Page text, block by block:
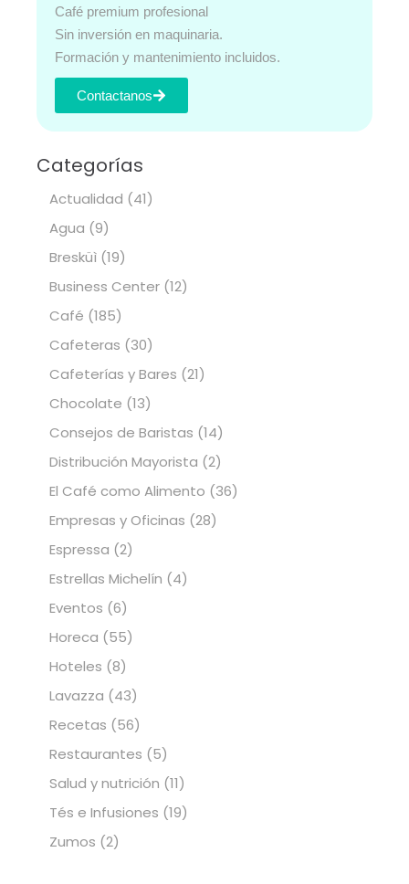
Café premium profesional
Sin inversión en maquinaria.
Formación y mantenimiento incluidos.
Contactanos
Categorías
Actualidad (41)
Agua (9)
Bresküì (19)
Business Center (12)
Café (185)
Cafeteras (30)
Cafeterías y Bares (21)
Chocolate (13)
Consejos de Baristas (14)
Distribución Mayorista (2)
El Café como Alimento (36)
Empresas y Oficinas (28)
Espressa (2)
Estrellas Michelín (4)
Eventos (6)
Horeca (55)
Hoteles (8)
Lavazza (43)
Recetas (56)
Restaurantes (5)
Salud y nutrición (11)
Tés e Infusiones (19)
Zumos (2)